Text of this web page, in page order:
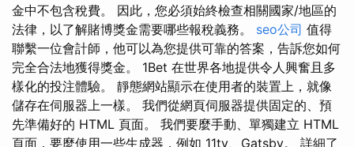
金中不包含稅費。 因此，您必須始終檢查相關國家/地區的
法律，以了解賭博獎金需要哪些報稅義務。 seo公司 值得
聯繫一位會計師，他可以為您提供可靠的答案，告訴您如何
完全合法地獲得獎金。 1Bet 在世界各地提供令人興奮且多
樣化的投注體驗。 靜態網站顯示在使用者的裝置上，就像
儲存在伺服器上一樣。 我們從網頁伺服器提供固定的、預
先準備好的 HTML 頁面。 我們要麼手動、單獨建立 HTML
頁面，要麼使用一些生成器，例如 11ty、Gatsby。 詳細了